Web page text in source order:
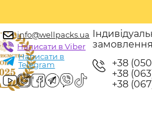
info@wellpacks.ua
Написати в Viber
Написати в
Telegram
замовлення
+38
+38
+38